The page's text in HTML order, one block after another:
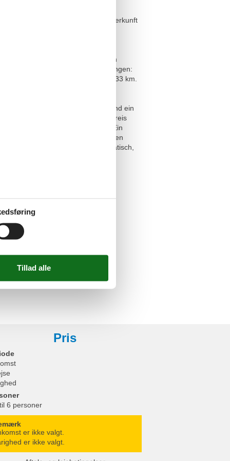
Gäste bewerten die Unterkunft
benötigen: Bettwäsche,
Waschmöglichkeit stehen zur
sodass eine reibungslose
Gruppen, die die Region erkunden
zur Natur zu genießen. Entfernungen:
Zentrum von Dubrovnik sind es 33 km.
6 Personen. Zwei Schlafzimmer und ein
zur Verfügung, die im Preis
WLAN ist vorhanden. Ein
zu lassen. Die Lage in Süddalmatien
Deutsch, Italienisch und Kroatisch,
Ihren Aufenthalt in Slano.
Pris
6 personer
er ikke valgt.
er ikke valgt.